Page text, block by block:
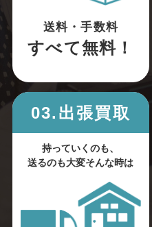
送料・手数料
すべて無料！
03.出張買取
持っていくのも、
送るのも大変そんな時は